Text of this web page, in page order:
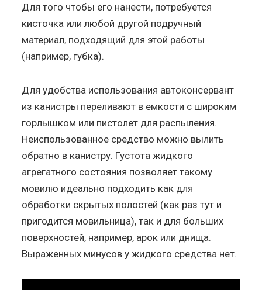
Для того чтобы его нанести, потребуется
кисточка или любой другой подручный
материал, подходящий для этой работы
(например, губка).
Для удобства использования автоконсервант
из канистры переливают в емкости с широким
горлышком или пистолет для распыления.
Неиспользованное средство можно вылить
обратно в канистру. Густота жидкого
агрегатного состояния позволяет такому
мовилю идеально подходить как для
обработки скрытых полостей (как раз тут и
пригодится мовильница), так и для больших
поверхностей, например, арок или днища.
Выраженных минусов у жидкого средства нет.